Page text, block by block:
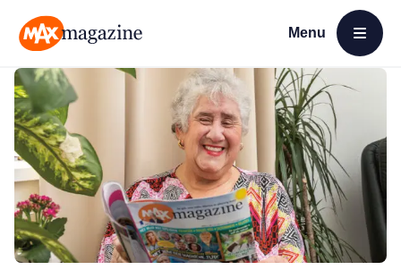
Menu
Open menu